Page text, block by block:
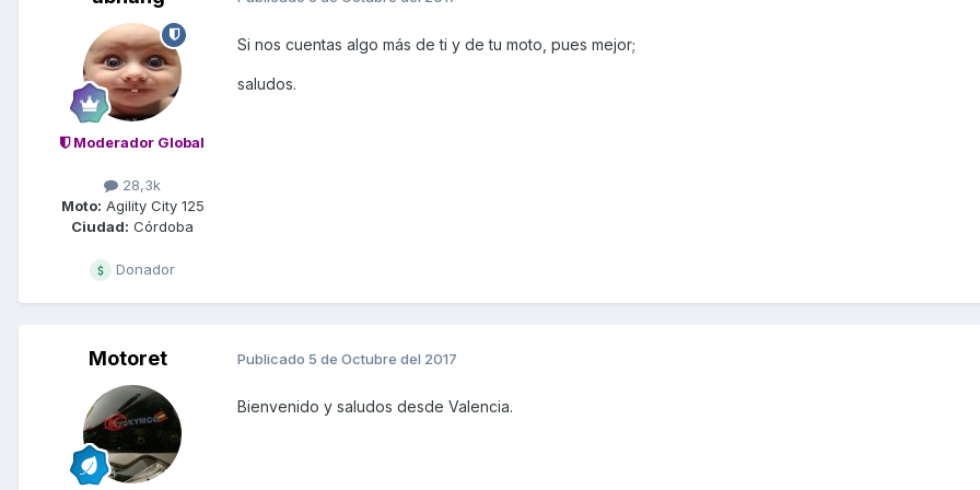
Moderador Global
28,3k
Moto: Agility City 125
Ciudad: Córdoba
Donador
Si nos cuentas algo más de ti y de tu moto, pues mejor;
saludos.
Motoret Publicado 5 de Octubre del 2017
Bienvenido y saludos desde Valencia.